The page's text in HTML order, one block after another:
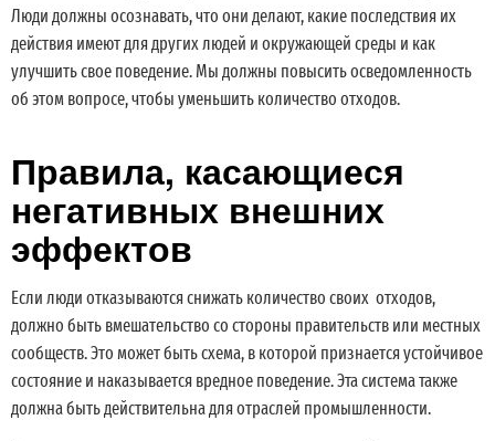
Люди должны осознавать, что они делают, какие последствия их
действия имеют для других людей и окружающей среды и как
улучшить свое поведение. Мы должны повысить осведомленность
об этом вопросе, чтобы уменьшить количество отходов.
Правила, касающиеся
негативных внешних
эффектов
Если люди отказываются снижать количество своих отходов,
должно быть вмешательство со стороны правительств или местных
сообществ. Это может быть схема, в которой признается устойчивое
состояние и наказывается вредное поведение. Эта система также
должна быть действительна для отраслей промышленности.